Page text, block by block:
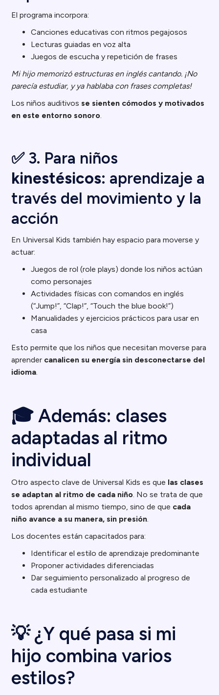
El programa incorpora:
Canciones educativas con ritmos pegajosos
Lecturas guiadas en voz alta
Juegos de escucha y repetición de frases
Mi hijo memorizó estructuras en inglés cantando. ¡No
parecía estudiar, y ya hablaba con frases completas!
Los niños auditivosse sienten cómodos y motivados
en este entorno sonoro.
✅ 3. Para niños
kinestésicos: aprendizaje a
través del movimiento y la
acción
En Universal Kids también hay espacio para moverse y
actuar:
Juegos de rol (role plays) donde los niños actúan
como personajes
Actividades físicas con comandos en inglés
(“Jump!”, “Clap!”, “Touch the blue book!”)
Manualidades y ejercicios prácticos para usar en
casa
Esto permite que los niños que necesitan moverse para
aprender canalicen su energía sin desconectarse del
idioma.
🎓 Además: clases
adaptadas al ritmo
individual
Otro aspecto clave de Universal Kids es que las clases
se adaptan al ritmo de cada niño. No se trata de que
todos aprendan al mismo tiempo, sino de que cada
niño avance a su manera, sin presión.
Los docentes están capacitados para:
Identificar el estilo de aprendizaje predominante
Proponer actividades diferenciadas
Dar seguimiento personalizado al progreso de
cada estudiante
💡 ¿Y qué pasa si mi
hijo combina varios
estilos?